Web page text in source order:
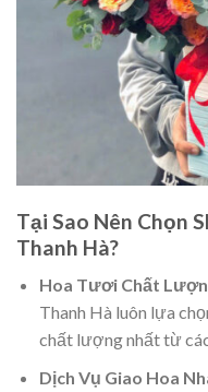
Tại Sao Nên Chọn
Thanh Hà?
Hoa Tươi Chất
Thanh Hà luôn lựa
chất lượng nhất từ
Dịch Vụ Giao Hoa